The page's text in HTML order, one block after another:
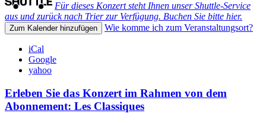
Für dieses Konzert steht Ihnen unser Shuttle-Service
aus und zurück nach Trier zur Verfügung. Buchen Sie bitte hier.
Zum Kalender hinzufügen Wie komme ich zum Veranstaltungsort?
iCal
Google
yahoo
Erleben Sie das Konzert im Rahmen von dem
Abonnement: Les Classiques